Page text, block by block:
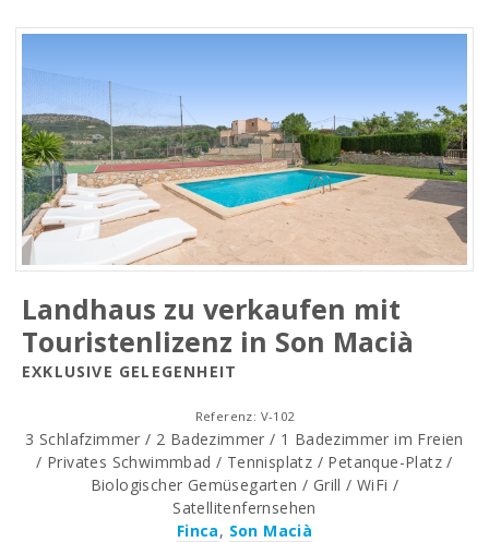
Landhaus zu verkaufen mit
Touristenlizenz in Son Macià
EXKLUSIVE GELEGENHEIT
Referenz: V-102
3 Schlafzimmer / 2 Badezimmer / 1 Badezimmer im Freien
/ Privates Schwimmbad / Tennisplatz / Petanque-Platz /
Biologischer Gemüsegarten / Grill / WiFi /
Satellitenfernsehen
Finca, Son Macià